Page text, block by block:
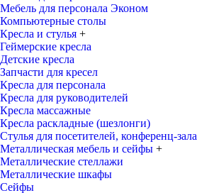
Мебель для персонала Эконом
Компьютерные столы
Кресла и стулья +
Геймерские кресла
Детские кресла
Запчасти для кресел
Кресла для персонала
Кресла для руководителей
Кресла массажные
Кресла раскладные (шезлонги)
Стулья для посетителей, конференц-зала
Металлическая мебель и сейфы +
Металлические стеллажи
Металлические шкафы
Сейфы